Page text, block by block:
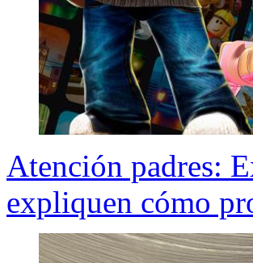
Atención padres:
expliquen cómo